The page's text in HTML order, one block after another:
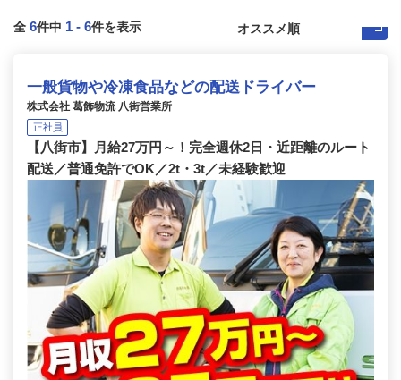
全 6件中 1 - 6件を表示
一般貨物や冷凍食品などの配送ドライバー
株式会社 葛飾物流 八街営業所
正社員
【八街市】月給27万円～！完全週休2日・近距離のルート
配送／普通免許でOK／2t・3t／未経験歓迎